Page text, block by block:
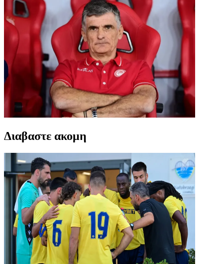
Διαβαστε ακομη